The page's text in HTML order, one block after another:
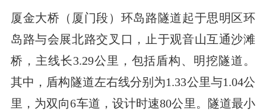
厦金大桥（厦门段）环岛路隧道起于思明区环
岛路与会展北路交叉口，止于观音山互通沙滩
桥，主线长3.29公里，包括盾构、明挖隧道。
其中，盾构隧道左右线分别为1.33公里与1.04公
里，为双向6车道，设计时速80公里。隧道最小